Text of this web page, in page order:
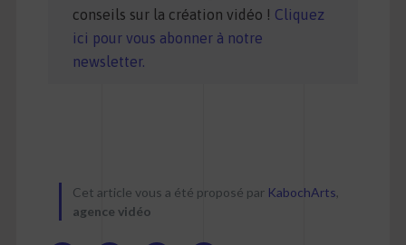
conseils sur la création vidéo ! Cliquez
ici pour vous abonner à notre
newsletter.
Cet article vous a été proposé par KabochArts
agence vidéo